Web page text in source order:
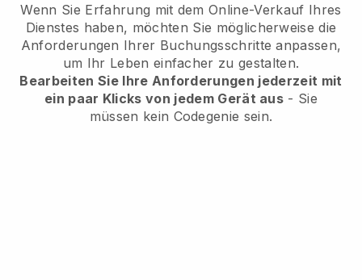
Wenn Sie Erfahrung mit dem Online-Verkauf Ihres
Dienstes haben, möchten Sie möglicherweise die
Anforderungen Ihrer Buchungsschritte anpassen,
um Ihr Leben einfacher zu gestalten.
Bearbeiten Sie Ihre Anforderungen jederzeit mit
ein paar Klicks von jedem Gerät aus - Sie
müssen kein Codegenie sein.